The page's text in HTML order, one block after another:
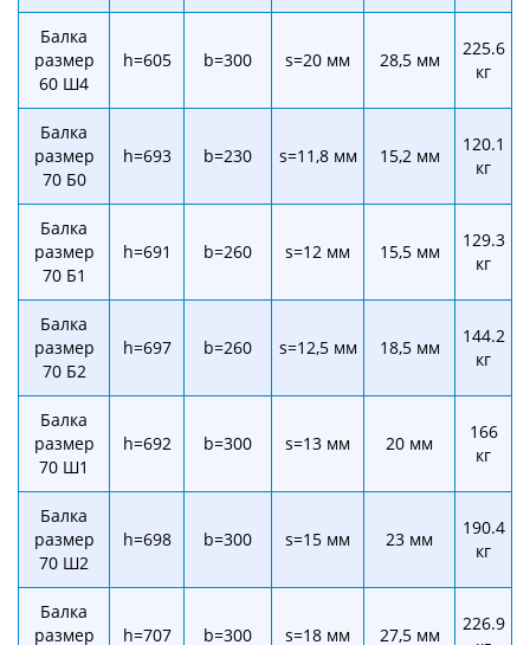
Балка
размер
60 Ш4
h=605 b=300 s=20 мм 28,5 мм
225.6
кг
Балка
размер
70 Б0
h=693 b=230 s=11,8 мм 15,2 мм
120.1
кг
Балка
размер
70 Б1
h=691 b=260 s=12 мм 15,5 мм
129.3
кг
Балка
размер
70 Б2
h=697 b=260 s=12,5 мм 18,5 мм
144.2
кг
Балка
размер
70 Ш1
h=692 b=300 s=13 мм 20 мм
166
кг
Балка
размер
70 Ш2
h=698 b=300 s=15 мм 23 мм
190.4
кг
Балка
размер
h=707 b=300 s=18 мм 27,5 мм
226.9